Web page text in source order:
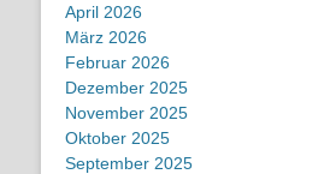
April 2026
März 2026
Februar 2026
Dezember 2025
November 2025
Oktober 2025
September 2025